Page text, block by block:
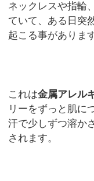
ネックレスや指輪
ていて、ある日突
起こる事がありま
これは金属アレル
リーをずっと肌に
汗で少しずつ溶か
されます。